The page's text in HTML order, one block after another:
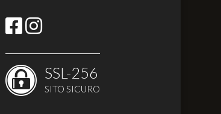
SSL-256
SITO SICURO